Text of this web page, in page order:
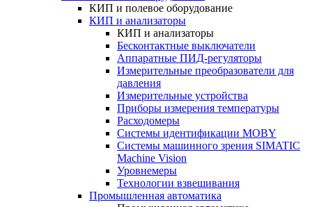
КИП и полевое оборудование
КИП и анализаторы
КИП и анализаторы
Бесконтактные выключатели
Аппаратные ПИД-регуляторы
Измерительные преобразователи для
давления
Измерительные устройства
Приборы измерения температуры
Расходомеры
Системы идентификации MOBY
Системы машинного зрения SIMATIC
Machine Vision
Уровнемеры
Технологии взвешивания
Промышленная автоматика